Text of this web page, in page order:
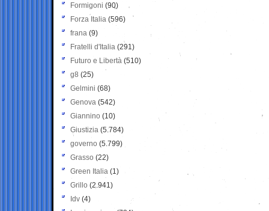
Formigoni (90)
Forza Italia (596)
frana (9)
Fratelli d'Italia (291)
Futuro e Libertà (510)
g8 (25)
Gelmini (68)
Genova (542)
Giannino (10)
Giustizia (5.784)
governo (5.799)
Grasso (22)
Green Italia (1)
Grillo (2.941)
Idv (4)